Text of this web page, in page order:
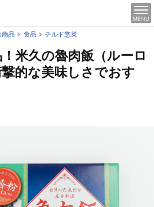
MENU
商品 食品 チルド惣菜
米久の魯肉飯（ルーロ
的な美味しさでおす